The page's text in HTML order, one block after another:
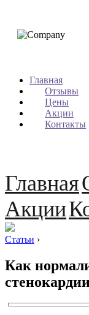
Главная
Отзывы
Цены
Акции
Контакты
Главная
Акции
Статьи ›
Как